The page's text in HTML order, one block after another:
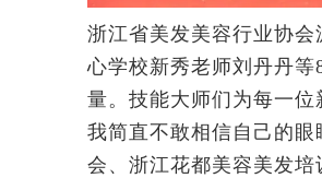
浙江省美发美容行业协
心学校新秀老师刘丹丹
量。技能大师们为每一
我简直不敢相信自己的
会、浙江花都美容美发